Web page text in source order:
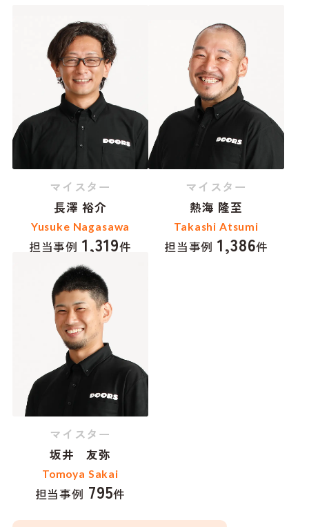
マイスター
長澤 裕介
Yusuke Nagasawa
担当事例 1,319件
マイスター
熱海 隆至
Takashi Atsumi
担当事例 1,386件
マイスター
坂井 友弥
Tomoya Sakai
担当事例 795件